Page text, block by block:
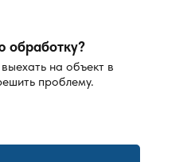
обработку?
на объект в
проблему.